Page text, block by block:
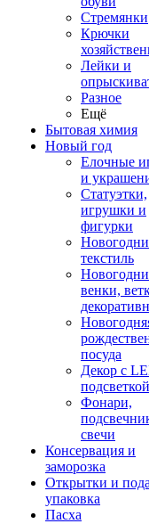
Стремянки
Крючки
Лейки и
Разное
Ещё
Бытовая химия
Новый год
Елочные
и
Статуэтки,
игрушки и
фигурки
текстиль
венки,
посуда
Декор с
подсветкой
Фонари,
свечи
Консервация и
заморозка
Открытки и
упаковка
Пасха